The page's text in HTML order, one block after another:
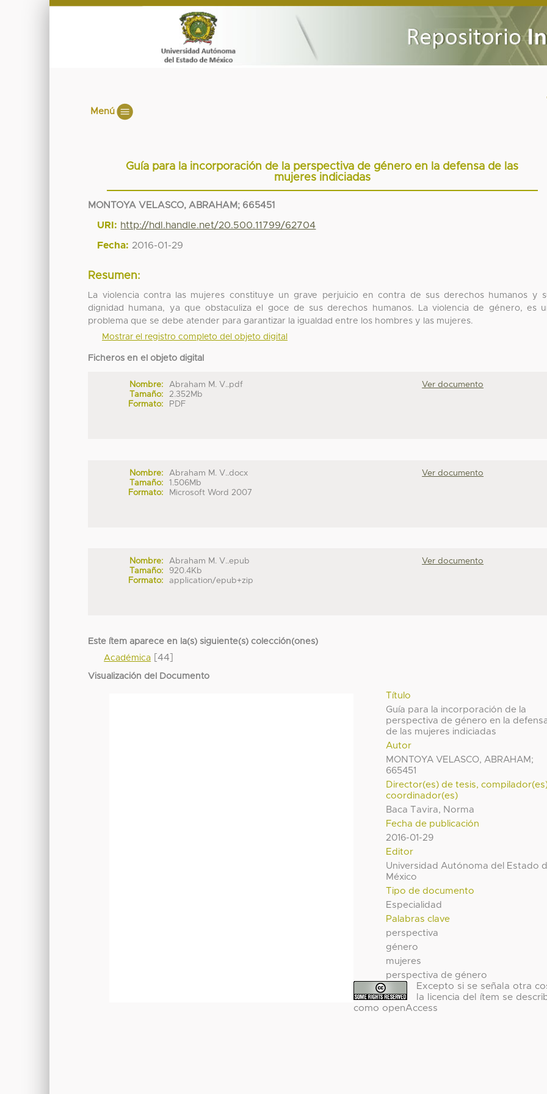
Menú
Guía para la incorporación de la perspectiva de género en la defensa de las
mujeres indiciadas
MONTOYA VELASCO, ABRAHAM; 665451
URI: http://hdl.handle.net/20.500.11799/62704
Fecha: 2016-01-29
Resumen:
La violencia contra las mujeres constituye un grave perjuicio en contra de sus derechos humanos y
dignidad humana, ya que obstaculiza el goce de sus derechos humanos. La violencia de género, es
problema que se debe atender para garantizar la igualdad entre los hombres y las mujeres.
Mostrar el registro completo del objeto digital
Ficheros en el objeto digital
Nombre:
Abraham M. V..pdf
Tamaño:
2.352Mb
Formato:
PDF
Ver documento
Nombre:
Abraham M. V..docx
Tamaño:
1.506Mb
Formato:
Microsoft Word 2007
Ver documento
Nombre:
Abraham M. V..epub
Tamaño:
920.4Kb
Formato:
application/epub+zip
Ver documento
Este ítem aparece en la(s) siguiente(s) colección(ones)
Académica [44]
Visualización del Documento
Título
Guía para la incorporación de la
perspectiva de género en la
de las mujeres indiciadas
Autor
MONTOYA VELASCO, ABRAHAM;
665451
Director(es) de tesis,
coordinador(es)
Baca Tavira, Norma
Fecha de publicación
2016-01-29
Editor
Universidad Autónoma del Estado
México
Tipo de documento
Especialidad
Palabras clave
perspectiva
género
mujeres
perspectiva de género
Excepto si se señala otra
la licencia del ítem se
como openAccess